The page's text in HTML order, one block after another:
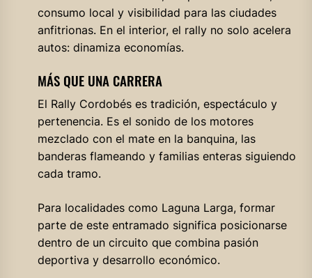
consumo local y visibilidad para las ciudades
anfitrionas. En el interior, el rally no solo acelera
autos: dinamiza economías.
MÁS QUE UNA CARRERA
El Rally Cordobés es tradición, espectáculo y
pertenencia. Es el sonido de los motores
mezclado con el mate en la banquina, las
banderas flameando y familias enteras siguiendo
cada tramo.
Para localidades como Laguna Larga, formar
parte de este entramado significa posicionarse
dentro de un circuito que combina pasión
deportiva y desarrollo económico.